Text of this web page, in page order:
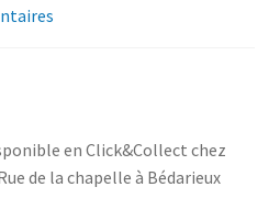
en Click&Collect chez
de la chapelle à Bédarieux